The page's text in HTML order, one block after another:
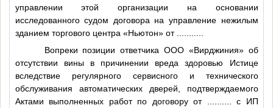
управлении этой организации на основании
исследованного судом договора на управление нежилым
зданием торгового центра «Ньютон» от
Вопреки позиции ответчика ООО «Вирджиния» об
отсутствии вины в причинении вреда здоровью Истице
вследствие регулярного сервисного и технического
обслуживания автоматических дверей, подтверждаемого
Актами выполненных работ по договору от
с ИП